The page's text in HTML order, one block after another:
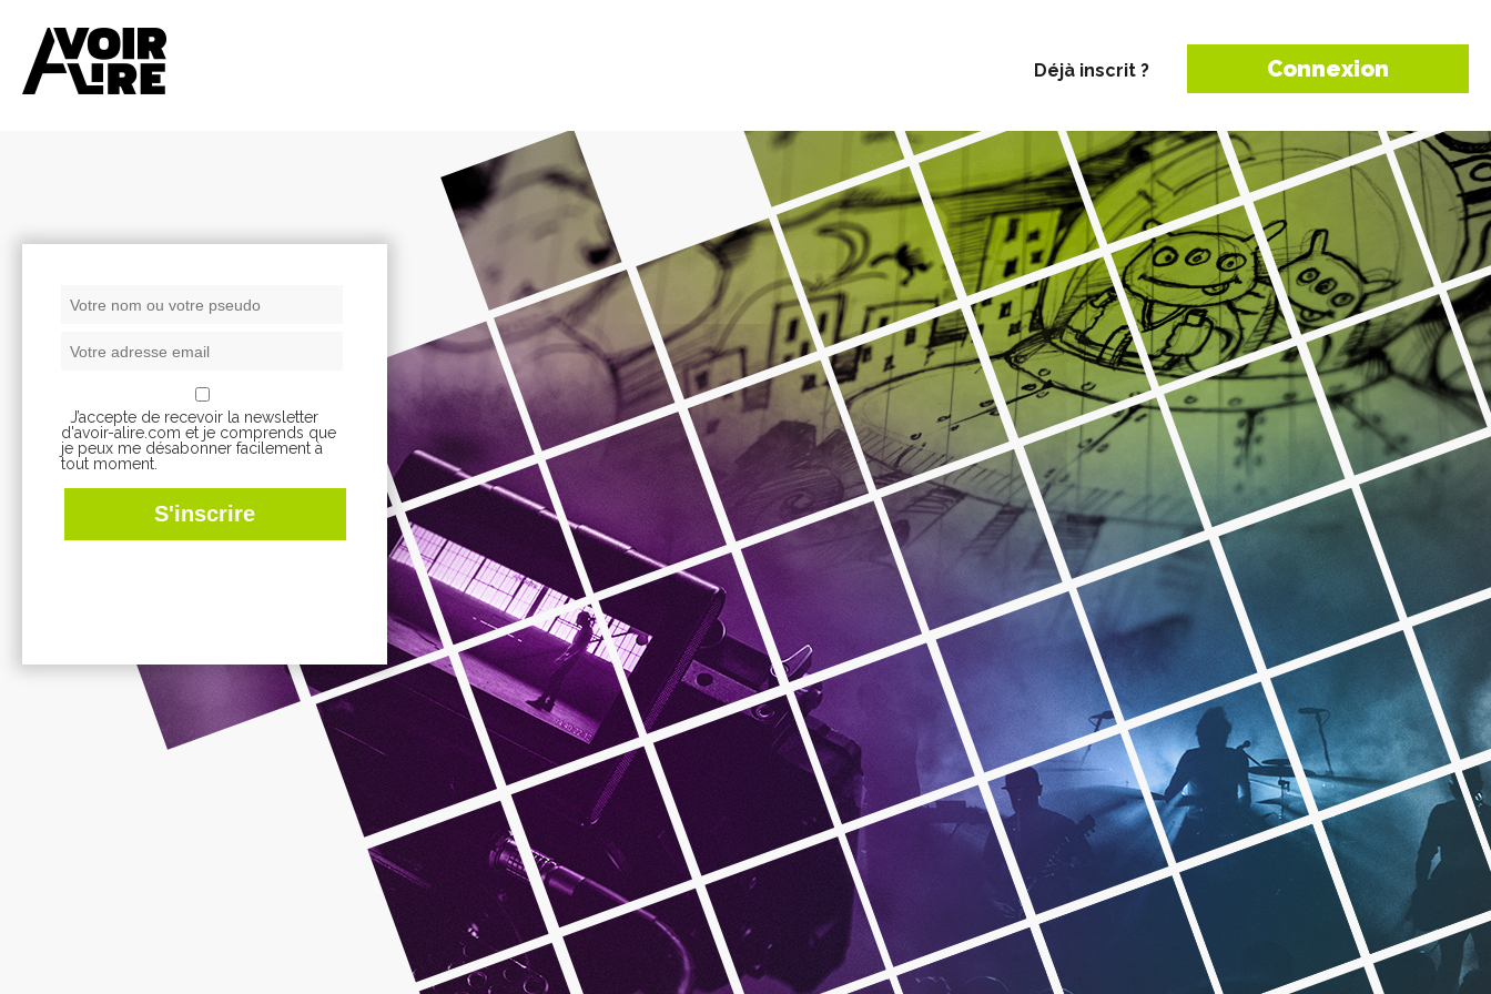
Déjà inscrit ? Connexion
J’accepte de recevoir la newsletter
d'avoir-alire.com et je comprends que
je peux me désabonner facilement à
tout moment.